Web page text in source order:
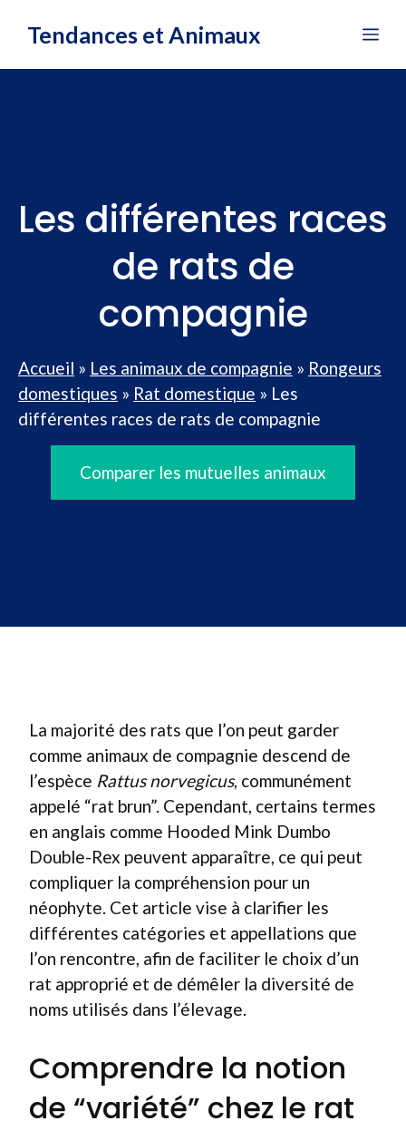
Tendances et Animaux
Les différentes races
de rats de
compagnie
Accueil » Les animaux de compagnie » Rongeurs
domestiques » Rat domestique » Les
différentes races de rats de compagnie
Comparer les mutuelles animaux
La majorité des rats que l’on peut garder
comme animaux de compagnie descend de
l’espèce Rattus norvegicus, communément
appelé “rat brun”. Cependant, certains termes
en anglais comme Hooded Mink Dumbo
Double-Rex peuvent apparaître, ce qui peut
compliquer la compréhension pour un
néophyte. Cet article vise à clarifier les
différentes catégories et appellations que
l’on rencontre, afin de faciliter le choix d’un
rat approprié et de démêler la diversité de
noms utilisés dans l’élevage.
Comprendre la notion
de “variété” chez le rat